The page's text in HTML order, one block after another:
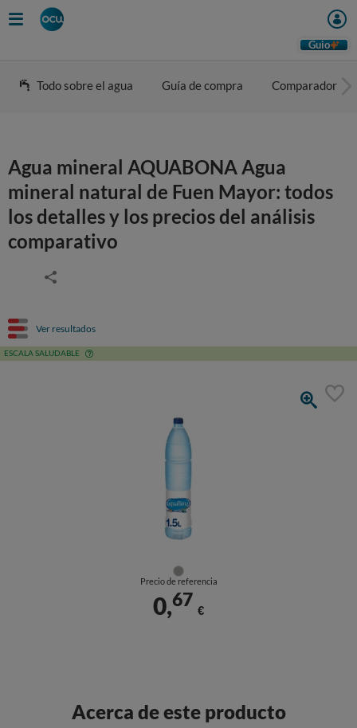
Guio
Todo sobre el agua Guía de compra Comparador
Agua mineral AQUABONA Agua
mineral natural de Fuen Mayor: todos
los detalles y los precios del análisis
comparativo
Ver resultados
ESCALA SALUDABLE
Precio de referencia
0,67
€
Acerca de este producto